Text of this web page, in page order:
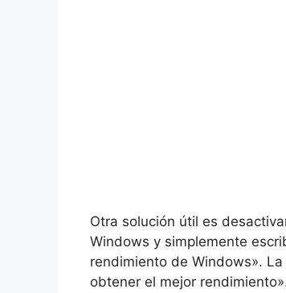
Otra solución útil es
Windows y simplemente
rendimiento de Windows».
obtener el mejor